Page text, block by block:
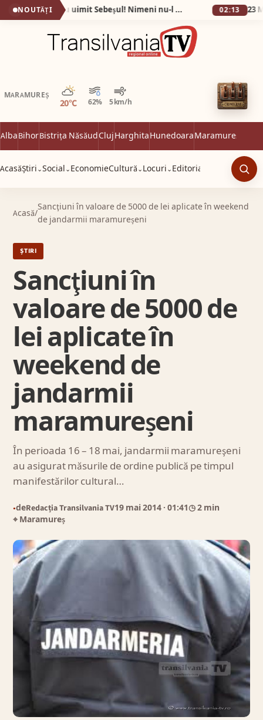
NOUTĂȚI Fotografiile care au uimit Sebeșul! Nimeni nu-l mai recunoaște pe Eugen după ce a slăbit 60 de kilograme în 9 luni! 02:13
MARAMUREȘ
20°C 62% 5 km/h
Parțial noros
AlbaBihorBistrița NăsăudClujHarghitaHunedoaraMaramureș
AcasăȘtiri ⌄Social ⌄ EconomieCultură ⌄ Locuri ⌄ Editorial
Acasă/
Sancţiuni în valoare de 5000 de lei aplicate în weekend
de jandarmii maramureșeni
ȘTIRI
Sancţiuni în
valoare de 5000 de
lei aplicate în
weekend de
jandarmii
maramureșeni
În perioada 16 – 18 mai, jandarmii maramureşeni
au asigurat măsurile de ordine publică pe timpul
manifestărilor cultural…
●deRedacția Transilvania TV19 mai 2014 · 01:41◷ 2 min
⌖ Maramureș